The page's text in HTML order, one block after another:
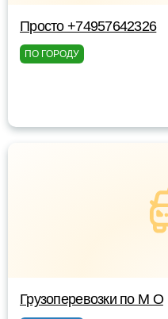
Просто +74957642326
ПО ГОРОДУ
Грузоперевозки по М О